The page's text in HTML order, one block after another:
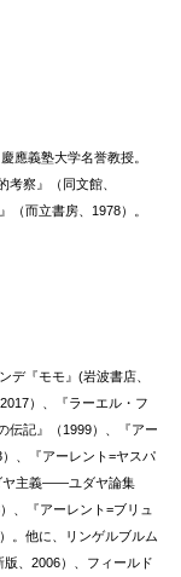
應義塾大学名誉教授。
察』（同文館、
而立書房、1978）。
『モモ』(岩波書店、
）、『ラーエル・フ
伝記』（1999）、『アー
、『アーレント=ヤスパ
ヤ主義——ユダヤ論集
、『アーレント=ブリュ
。他に、リンゲルブルム
、2006）、フィールド